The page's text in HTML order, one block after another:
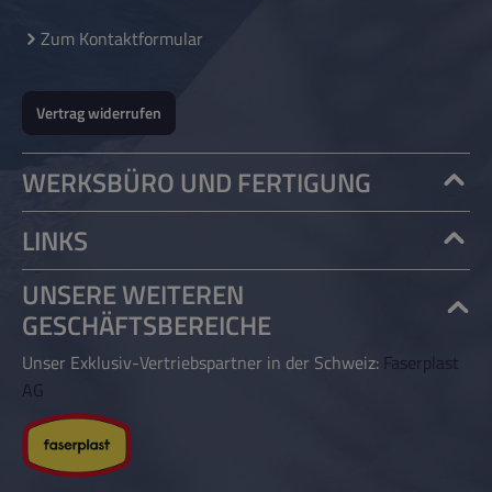
Zum Kontaktformular
Vertrag widerrufen
WERKSBÜRO UND FERTIGUNG
LINKS
UNSERE WEITEREN
GESCHÄFTSBEREICHE
Unser Exklusiv-Vertriebspartner in der Schweiz: Faserplast
AG